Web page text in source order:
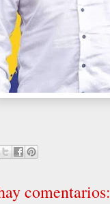
comentarios: